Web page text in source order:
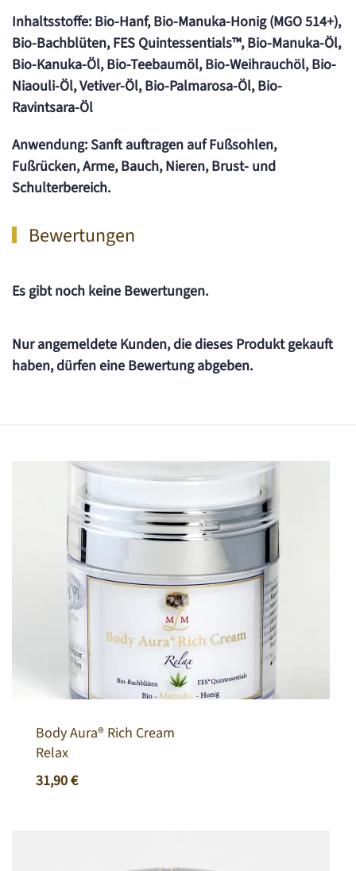
Inhaltsstoffe: Bio-Hanf, Bio-Manuka-Honig (MGO 514+),
Bio-Bachblüten, FES Quintessentials™, Bio-Manuka-Öl,
Bio-Kanuka-Öl, Bio-Teebaumöl, Bio-Weihrauchöl, Bio-
Niaouli-Öl, Vetiver-Öl, Bio-Palmarosa-Öl, Bio-
Ravintsara-Öl
Anwendung: Sanft auftragen auf Fußsohlen,
Fußrücken, Arme, Bauch, Nieren, Brust- und
Schulterbereich.
Bewertungen
Es gibt noch keine Bewertungen.
Nur angemeldete Kunden, die dieses Produkt gekauft
haben, dürfen eine Bewertung abgeben.
Body Aura® Rich Cream
Relax
31,90€